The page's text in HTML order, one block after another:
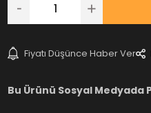
Fiyatı Düşünce Haber Ver
Bu Ürünü Sosyal Medyada